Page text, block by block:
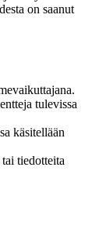
on saanut
tulevissa
käsitellään
tiedotteita